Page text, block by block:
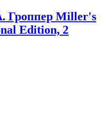
Гроппер Miller's
Edition, 2